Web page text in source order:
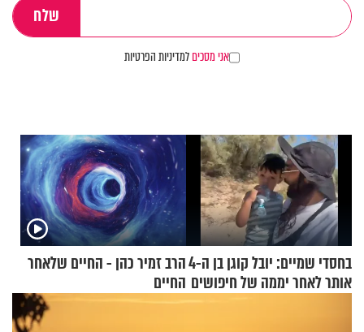
אני מסכיםלמדיניות הפרטיות
בחסדי שמיים: יובל קוגן בן ה-4
אותר לאחר יממה של חיפושים
הרב זמיר כהן - החיים שלאחר
החיים